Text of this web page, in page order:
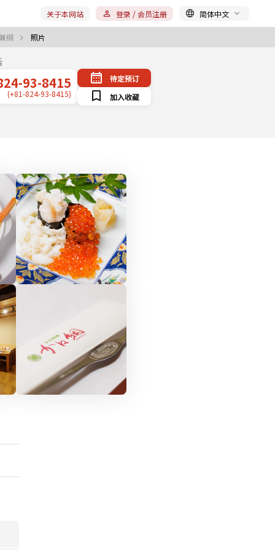
纲 照片
关于本网站 登录 / 会员注册 简体中文
93-8415
(+81-824-93-8415)
待定预订
加入收藏